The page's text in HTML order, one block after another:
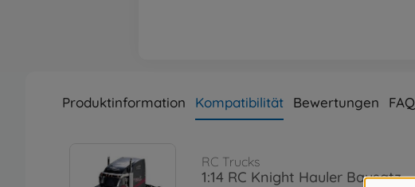
Produktinformation Kompatibilität Bewertungen FAQ
RC Trucks
1:14 RC Knight Hauler Bausatz